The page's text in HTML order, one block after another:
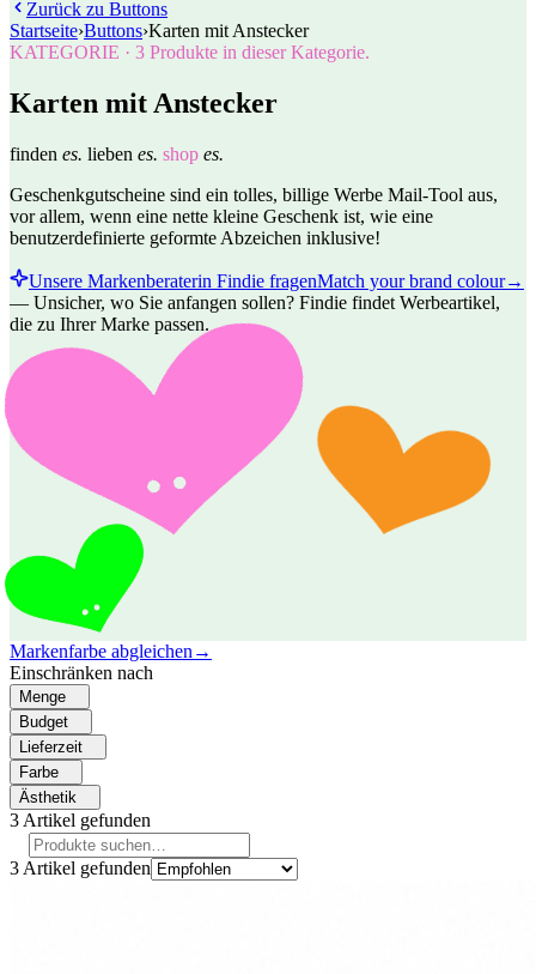
Zurück zu Buttons
Startseite›Buttons›Karten mit Anstecker
KATEGORIE · 3 Produkte in dieser Kategorie.
Karten mit Anstecker
finden es. lieben es. shop es.
Geschenkgutscheine sind ein tolles, billige Werbe Mail-Tool aus,
vor allem, wenn eine nette kleine Geschenk ist, wie eine
benutzerdefinierte geformte Abzeichen inklusive!
Unsere Markenberaterin Findie fragenMatch your brand colour→
— Unsicher, wo Sie anfangen sollen? Findie findet Werbeartikel,
die zu Ihrer Marke passen.
Markenfarbe abgleichen →
Einschränken nach
Menge
Budget
Lieferzeit
Farbe
Ästhetik
3 Artikel gefunden
3 Artikel gefunden